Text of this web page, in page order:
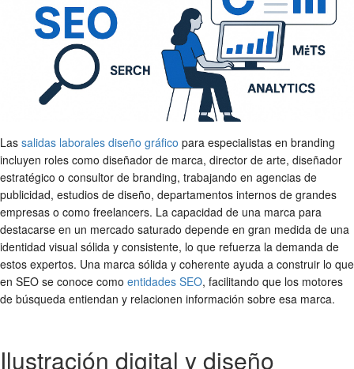
Las salidas laborales diseño gráfico para especialistas en branding
incluyen roles como diseñador de marca, director de arte, diseñador
estratégico o consultor de branding, trabajando en agencias de
publicidad, estudios de diseño, departamentos internos de grandes
empresas o como freelancers. La capacidad de una marca para
destacarse en un mercado saturado depende en gran medida de una
identidad visual sólida y consistente, lo que refuerza la demanda de
estos expertos. Una marca sólida y coherente ayuda a construir lo que
en SEO se conoce como entidades SEO, facilitando que los motores
de búsqueda entiendan y relacionen información sobre esa marca.
Ilustración digital y diseño